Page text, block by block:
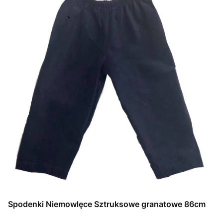
Spodenki Niemowlęce Sztruksowe granatowe 86cm